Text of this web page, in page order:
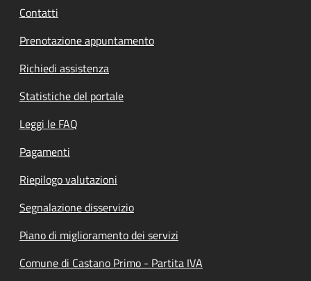
Contatti
Prenotazione appuntamento
Richiedi assistenza
Statistiche del portale
Leggi le FAQ
Pagamenti
Riepilogo valutazioni
Segnalazione disservizio
Piano di miglioramento dei servizi
Comune di Castano Primo - Partita IVA